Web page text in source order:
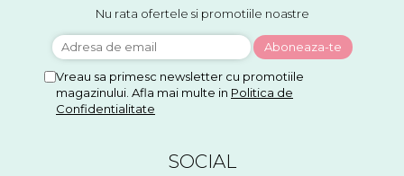
Nu rata ofertele si promotiile noastre
Vreau sa primesc newsletter cu promotiile
magazinului. Afla mai multe in Politica de
Confidentialitate
SOCIAL